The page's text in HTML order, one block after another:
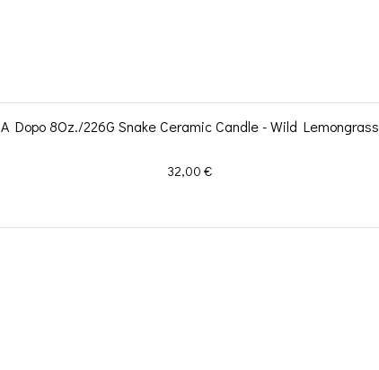
A Dopo 8Oz./226G Snake Ceramic Candle - Wild Lemongrass
Prix
32,00 €